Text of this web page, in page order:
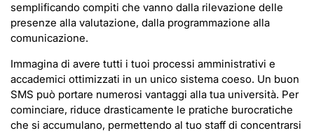
semplificando compiti che vanno dalla rilevazione delle
presenze alla valutazione, dalla programmazione alla
comunicazione.
Immagina di avere tutti i tuoi processi amministrativi e
accademici ottimizzati in un unico sistema coeso. Un buon
SMS può portare numerosi vantaggi alla tua università. Per
cominciare, riduce drasticamente le pratiche burocratiche
che si accumulano, permettendo al tuo staff di concentrarsi